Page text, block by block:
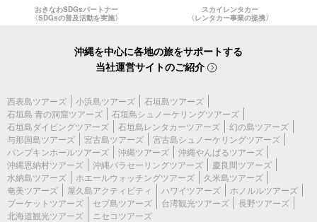
おきなわSDGsパートナー
〈SDGsの普及活動を実施〉
スカイレンタカー
〈レンタカー事業の提携〉
沖縄を中心に各地の旅をサポートする
当社運営サイトのご紹介
西表島ツアーズ 小浜島ツアーズ
石垣島ツアーズ
石垣島 青の洞窟ツアーズ
石垣島シュノーケリングツアーズ
石垣島ダイビングツアーズ
石垣島レンタカーツアーズ
幻の島ツアーズ
与那国島ツアーズ
宮古島ツアーズ
宮古島シュノーケリングツアーズ
パンプキンホールツアーズ
沖縄ツアーズ
沖縄やんばるツアーズ
沖縄恩納村ツアーズ
沖縄パラセーリングツアーズ
慶良間ツアーズ
水納島ツアーズ
ホエールウォッチングツアーズ
久米島ツアーズ
奄美ツアーズ
屋久島アクティビティ ハワイツアーズ
ホノルルツアーズ
プーケットツアーズ
セブ島ツアーズ 台湾観光ツアーズ
長野ツアーズ
北海道観光ツアーズ
ニセコツアーズ